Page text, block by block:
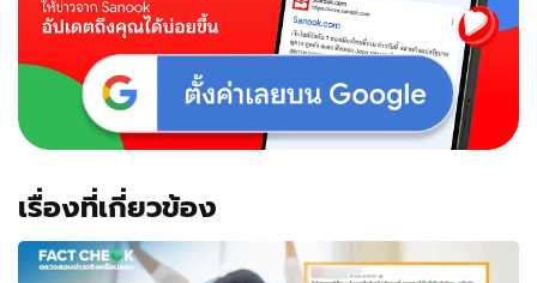
เรื่องที่เกี่ยวข้อง